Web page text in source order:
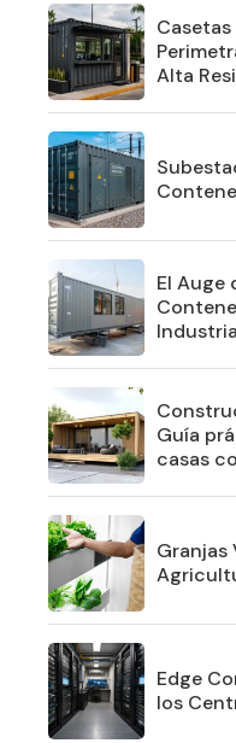
Alta
El Auge
Industria
Guía
casas
Granjas
Edge
los